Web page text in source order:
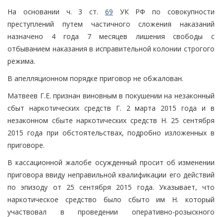
На основании ч. 3 ст. 69 УК РФ по совокупности
преступлений путем частичного сложения наказаний
назначено 4 года 7 месяцев лишения свободы с
отбыванием наказания в исправительной колонии строгого
режима.
В апелляционном порядке приговор не обжалован.
Матвеев Г.Е. признан виновным в покушении на незаконный
сбыт наркотических средств Г. 2 марта 2015 года и в
незаконном сбыте наркотических средств Н. 25 сентября
2015 года при обстоятельствах, подробно изложенных в
приговоре.
В кассационной жалобе осужденный просит об изменении
приговора ввиду неправильной квалификации его действий
по эпизоду от 25 сентября 2015 года. Указывает, что
наркотическое средство было сбыто им Н. который
участвовал в проведении оперативно-розыскного